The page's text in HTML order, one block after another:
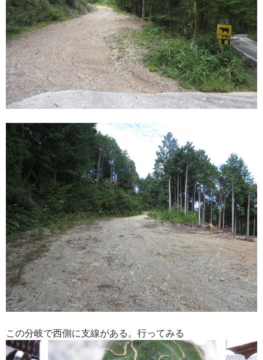
この分岐で西側に支線がある。行ってみる